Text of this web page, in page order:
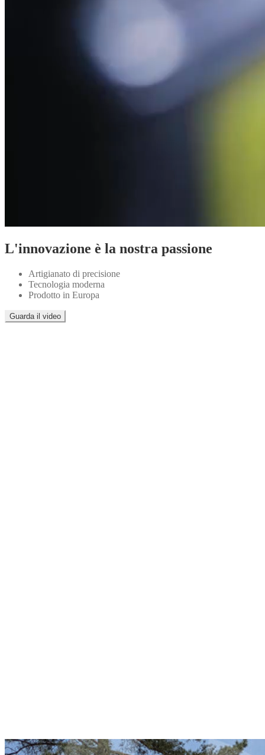
L'innovazione è la nostra passione
Artigianato di precisione
Tecnologia moderna
Prodotto in Europa
Guarda il video